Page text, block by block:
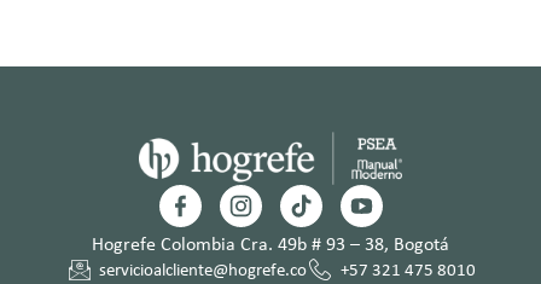
Hogrefe Colombia Cra. 49b # 93 – 38, Bogotá
servicioalcliente@hogrefe.co +57 321 475 8010